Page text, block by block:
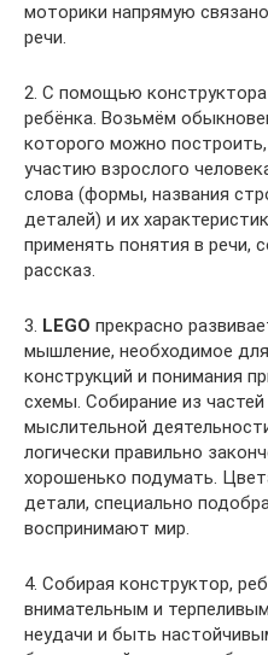
моторики напрямую
речи.
2. С помощью конструктора
ребёнка. Возьмём
которого можно
участию взрослого
слова (формы, названия
деталей) и их
применять понятия в речи,
рассказ.
3. LEGO прекрасно
мышление, необходимое
конструкций и понимания
схемы. Собирание из
мыслительной
логически правильно
хорошенько подумать.
детали, специально
воспринимают мир.
4. Собирая конструктор,
внимательным и
неудачи и быть